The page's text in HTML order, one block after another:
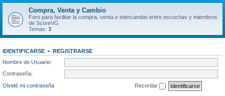
Compra, Venta y Cambio
Foro para facilitar la compra, venta e intercambio entre escuchas y miembros
de ScoreVG
Temas: 3
IDENTIFICARSE • REGISTRARSE
Nombre de Usuario:
Contraseña:
Olvidé mi contraseña
Recordar